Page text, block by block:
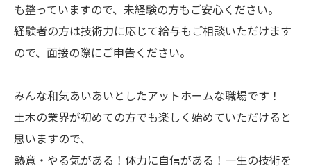
も整っていますので、未経験の方もご安心ください。
経験者の方は技術力に応じて給与もご相談いただけます
ので、面接の際にご申告ください。
みんな和気あいあいとしたアットホームな職場です！
土木の業界が初めての方でも楽しく始めていただけると
思いますので、
熱意・やる気がある！体力に自信がある！一生の技術を